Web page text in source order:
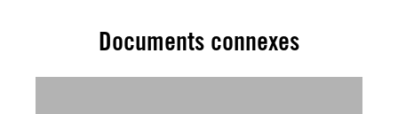
Documents connexes